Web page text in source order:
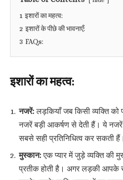
1 इशारों का महत्व:
2 इशारों के पीछे की भावनाएँ:
3 FAQs:
इशारों का महत्व:
नजरें:लड़कियाँ जब किसी व्यक्ति
नजरें बड़ी आकर्षण से देती हैं। ये
सबसे सही प्रतिनिधित्व कर सकती हैं।
मुस्कान:एक प्यार में जुड़े व्यक्ति की
प्रतीक होती है। अगर लड़की आपके